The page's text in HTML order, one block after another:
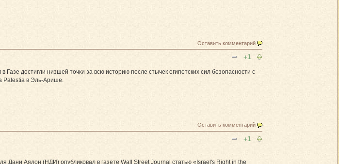
Оставить комментарий
+1
достигли низшей точки за всю историю после стычек египетских сил безопасности с
Palestia в Эль-Арише.
Оставить комментарий
+1
Дани Аялон (НДИ) опубликовал в газете Wall Street Journal статью «Israel's Right in the